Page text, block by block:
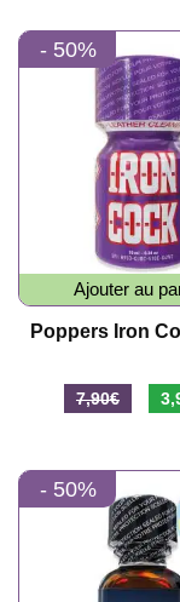
- 50%
Ajouter au
Poppers Iron
7,90€
Le
- 50%